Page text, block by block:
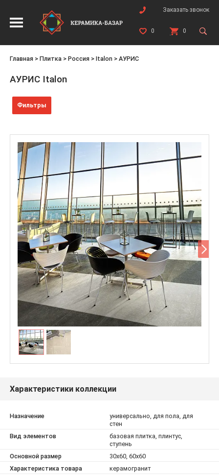
Заказать звонок
0 0
Главная > Плитка > Россия > Italon > АУРИС
АУРИС Italon
Фильтры
Характеристики коллекции
Назначение
универсально, для пола, для
стен
Вид элементов
базовая плитка, плинтус,
ступень
Основной размер
30x60, 60x60
Характеристика товара
керамогранит